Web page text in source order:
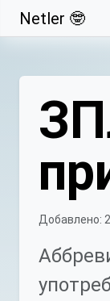
Свернуть
Netler 🤓
Добавлено: